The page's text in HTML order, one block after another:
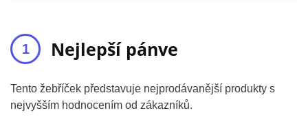
Nejlepší pánve
Tento žebříček představuje nejprodávanější produkty s
nejvyšším hodnocením od zákazníků.